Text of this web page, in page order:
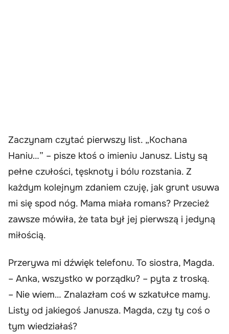
Zaczynam czytać pierwszy list. „Kochana
Haniu…” – pisze ktoś o imieniu Janusz. Listy są
pełne czułości, tęsknoty i bólu rozstania. Z
każdym kolejnym zdaniem czuję, jak grunt usuwa
mi się spod nóg. Mama miała romans? Przecież
zawsze mówiła, że tata był jej pierwszą i jedyną
miłością.
Przerywa mi dźwięk telefonu. To siostra, Magda.
– Anka, wszystko w porządku? – pyta z troską.
– Nie wiem… Znalazłam coś w szkatułce mamy.
Listy od jakiegoś Janusza. Magda, czy ty coś o
tym wiedziałaś?